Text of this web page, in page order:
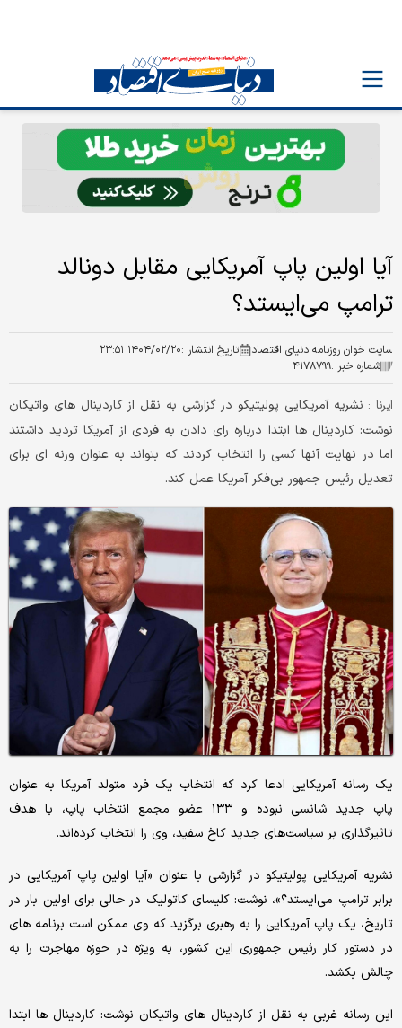
آیا اولین پاپ آمریکایی مقابل دونالد
ترامپ می‌ایستد؟
سایت خوان روزنامه دنیای اقتصاد تاریخ انتشار :۱۴۰۴/۰۲/۲۰ ۲۳:۵۱
شماره خبر :۴۱۷۸۷۹۹
ایرنا : نشریه آمریکایی پولیتیکو در گزارشی به نقل از کاردینال های واتیکان
نوشت: کاردینال ها ابتدا درباره رای دادن به فردی از آمریکا تردید داشتند
اما در نهایت آنها کسی را انتخاب کردند که بتواند به عنوان وزنه ای برای
تعدیل رئیس جمهور بی‌فکر آمریکا عمل کند.
یک رسانه آمریکایی ادعا کرد که انتخاب یک فرد متولد آمریکا به عنوان
پاپ جدید شانسی نبوده و ۱۳۳ عضو مجمع انتخاب پاپ، با هدف
تاثیرگذاری بر سیاست‌های جدید کاخ سفید، وی را انتخاب کرده‌اند.
نشریه آمریکایی پولیتیکو در گزارشی با عنوان «آیا اولین پاپ آمریکایی در
برابر ترامپ می‌ایستد؟»، نوشت: کلیسای کاتولیک در حالی برای اولین بار در
تاریخ، یک پاپ آمریکایی را به رهبری برگزید که وی ممکن است برنامه های
در دستور کار رئیس جمهوری این کشور، به ویژه در حوزه مهاجرت را به
چالش بکشد.
این رسانه غربی به نقل از کاردینال های واتیکان نوشت: کاردینال ها ابتدا